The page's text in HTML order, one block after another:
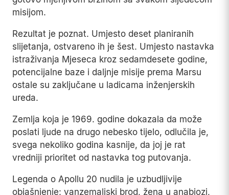
Istraživanje svemira i rat u jugoistočnoj Aziji borili
su se za iste, ograničene porezne dolare, i svemir
je izgubio.
Naučni magazin Scientific Americanbilježi i
dodatni sloj te odluke: otkazivanje nije bilo
isključivo pitanje novca, nego i sve
rasprostranjenijeg osjećaja unutar same agencije
da dalja ulaganja u ponavljanje već postignutog
uspjeha više ne donose dovoljno naučne
vrijednosti u odnosu na cijenu.